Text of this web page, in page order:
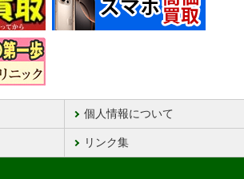
個人情報について
リンク集